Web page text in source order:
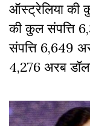
ऑस्ट्रेलिया की
की कुल संपत्ति
संपत्ति 6,649
4,276 अरब